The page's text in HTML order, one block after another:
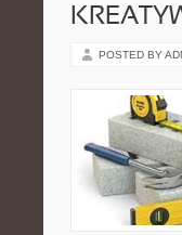
POSTED BY